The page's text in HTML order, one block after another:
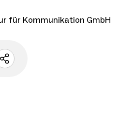
für Kommunikation GmbH
Sharing